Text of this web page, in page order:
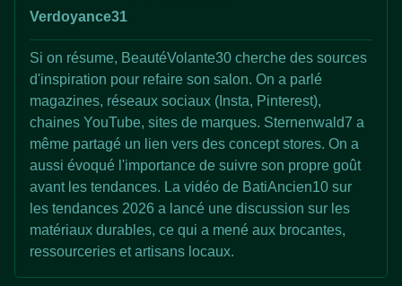
Verdoyance31
Si on résume, BeautéVolante30 cherche des sources
d'inspiration pour refaire son salon. On a parlé
magazines, réseaux sociaux (Insta, Pinterest),
chaines YouTube, sites de marques. Sternenwald7 a
même partagé un lien vers des concept stores. On a
aussi évoqué l'importance de suivre son propre goût
avant les tendances. La vidéo de BatiAncien10 sur
les tendances 2026 a lancé une discussion sur les
matériaux durables, ce qui a mené aux brocantes,
ressourceries et artisans locaux.